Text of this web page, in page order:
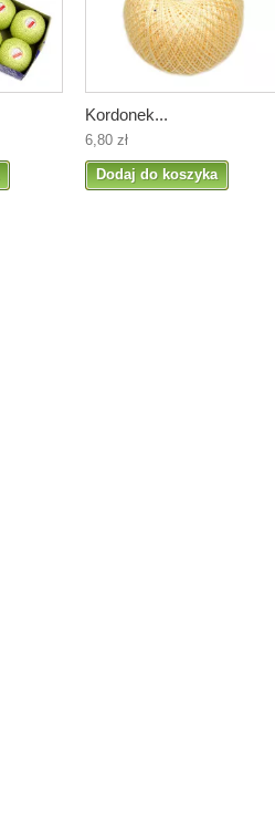
Kordonek...
6,80 zł
Dodaj do koszyka